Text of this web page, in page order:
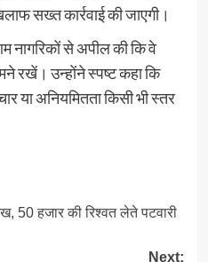
सख्त कार्रवाई की जाएगी।
नागरिकों से अपील की कि वे
रखें। उन्होंने स्पष्ट कहा कि
या अनियमितता किसी भी स्तर
50 हजार की रिश्वत लेते पटवारी
Next: